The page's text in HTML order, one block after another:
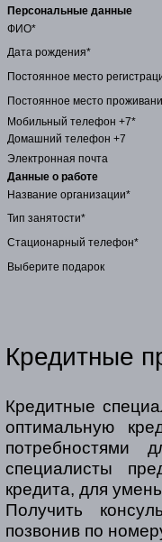
Персональные данные
ФИО*
Дата рождения*
Постоянное место
Постоянное место
Мобильный телефон +7*
Домашний телефон +7
Электронная почта
Данные о работе
Название организации*
Тип занятости*
Стационарный телефон*
Выберите подарок
Кредитные
Кредитные
оптимальную
потребностями
специалисты
кредита, для
Получить
позвонив по